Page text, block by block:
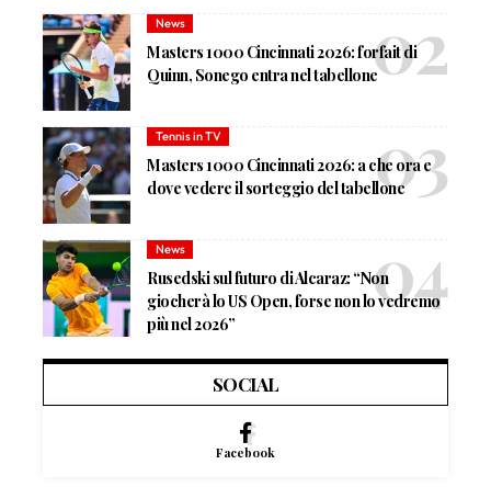
News
Masters 1000 Cincinnati 2026: forfait di
Quinn, Sonego entra nel tabellone
Tennis in TV
Masters 1000 Cincinnati 2026: a che ora e
dove vedere il sorteggio del tabellone
News
Rusedski sul futuro di Alcaraz: “Non
giocherà lo US Open, forse non lo vedremo
più nel 2026”
SOCIAL
Facebook